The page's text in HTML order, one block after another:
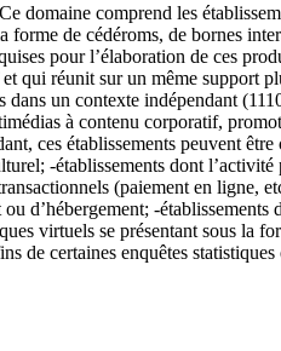
domaine comprend les
forme de cédéroms, de bornes
pour l’élaboration de ces
qui réunit sur un même support
dans un contexte indépendant
à contenu corporatif,
ces établissements peuvent
-établissements dont
(paiement en ligne,
ou d’hébergement; -
virtuels se présentant sous la
de certaines enquêtes